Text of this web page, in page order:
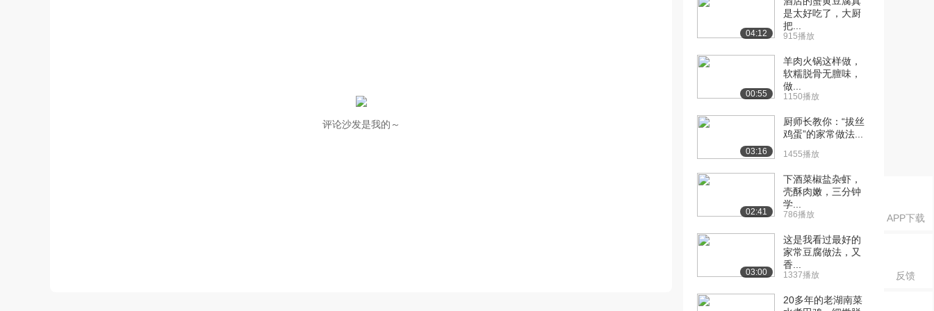
APP下载
反馈
评论沙发是我的～
04:12
是太好吃了，大厨
把...
915播放
00:55
羊肉火锅这样做，
软糯脱骨无膻味，
做...
1150播放
03:16
厨师长教你：“拔丝
鸡蛋”的家常做法...
1455播放
02:41
下酒菜椒盐杂虾，
壳酥肉嫩，三分钟
学...
786播放
03:00
这是我看过最好的
家常豆腐做法，又
香...
1337播放
20多年的老湖南菜